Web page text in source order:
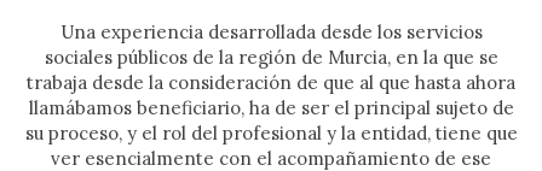
Una experiencia desarrollada desde los servicios
sociales públicos de la región de Murcia, en la que se
trabaja desde la consideración de que al que hasta ahora
llamábamos beneficiario, ha de ser el principal sujeto de
su proceso, y el rol del profesional y la entidad, tiene que
ver esencialmente con el acompañamiento de ese